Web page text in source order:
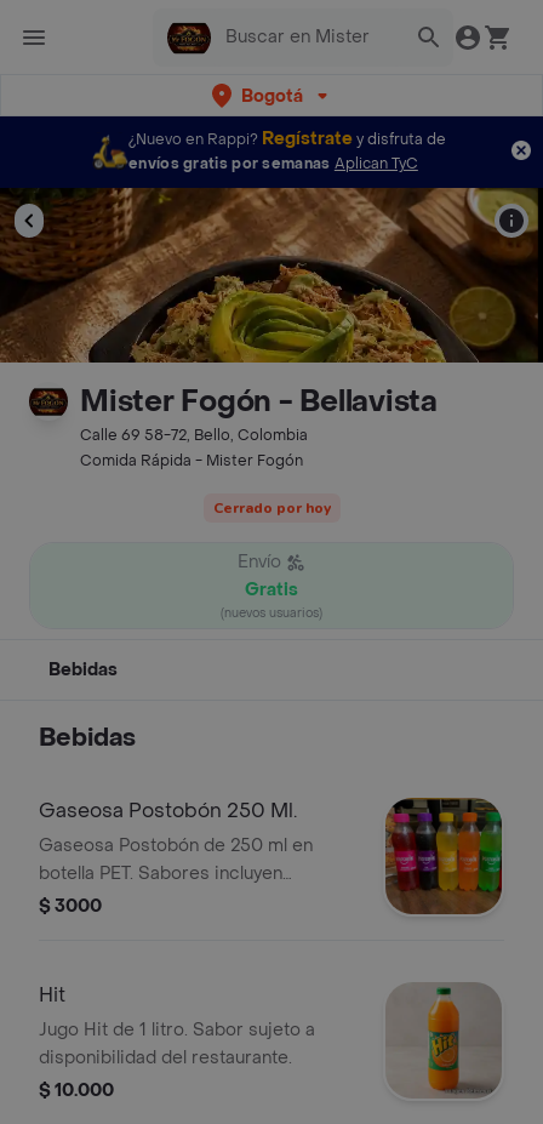
Bogotá
¿Nuevo en Rappi? Regístratey disfruta de
envíos gratis por semanas Aplican TyC
Mister Fogón - Bellavista
Calle 69 58-72, Bello, Colombia
Comida Rápida - Mister Fogón
Cerrado por hoy
Envío
Gratis
(nuevos usuarios)
Bebidas
Bebidas
Gaseosa Postobón 250 Ml.
Gaseosa Postobón de 250 ml en
botella PET. Sabores incluyen
Manzana, Uva, Piña, Naranja y Limón.
$ 3000
Hit
Jugo Hit de 1 litro. Sabor sujeto a
disponibilidad del restaurante.
$ 10.000